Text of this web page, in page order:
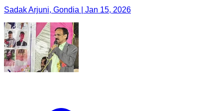
Sadak Arjuni, Gondia | Jan 15, 2026